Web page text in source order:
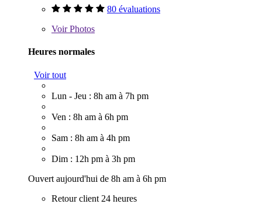
80 évaluations
VoirPhotos
Heures normales
Voir tout
Lun - Jeu : 8h am à 7h pm
Ven : 8h am à 6h pm
Sam : 8h am à 4h pm
Dim : 12h pm à 3h pm
Ouvert aujourd'hui de 8h am à 6h pm
Retour client 24 heures